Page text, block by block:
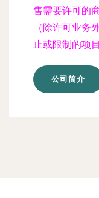
售需要许可的
（除许可业务
止或限制的项目
公司简介